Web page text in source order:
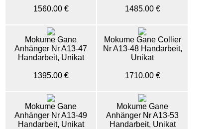
1560.00 € 1485.00 €
Mokume Gane
Anhänger Nr A13-47
Handarbeit, Unikat
1395.00 €
Mokume Gane Collier
Nr A13-48 Handarbeit,
Unikat
1710.00 €
Mokume Gane
Anhänger Nr A13-49
Handarbeit, Unikat
Mokume Gane
Anhänger Nr A13-53
Handarbeit, Unikat